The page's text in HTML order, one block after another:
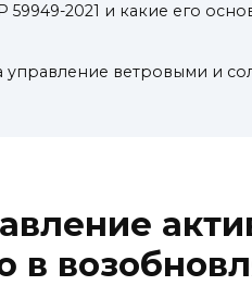
59949-2021 и какие его
управление ветровыми и
в